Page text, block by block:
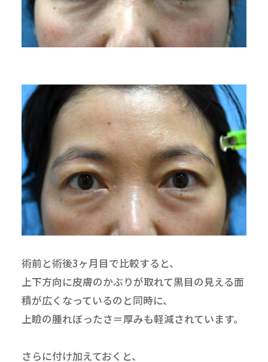
術前と術後3ヶ月目で比較すると、
上下方向に皮膚のかぶりが取れて黒目の見える面
積が広くなっているのと同時に、
上瞼の腫れぼったさ＝厚みも軽減されています。
さらに付け加えておくと、